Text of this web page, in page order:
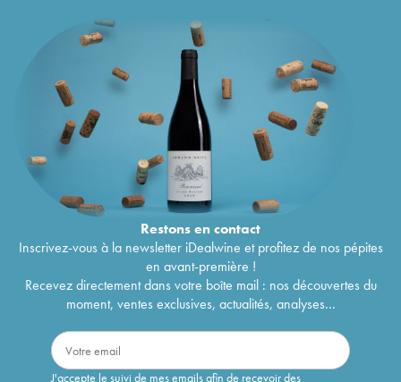
Restons encontact
Inscrivez-vous à la newsletter iDealwine et profitez de nos pépites
en avant-première !
Recevez directement dans votre boîte mail : nos découvertes du
moment, ventes exclusives, actualités, analyses...
J'accepte le suivi de mes emails afin de recevoir des